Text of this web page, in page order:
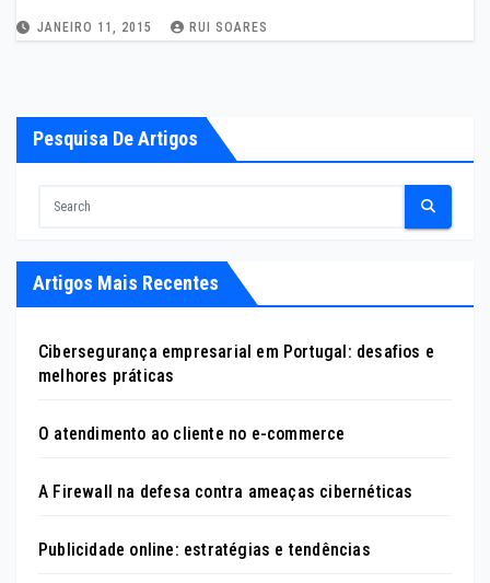
JANEIRO 11, 2015 RUI SOARES
Pesquisa De Artigos
Artigos Mais Recentes
Cibersegurança empresarial em Portugal: desafios e
melhores práticas
O atendimento ao cliente no e-commerce
A Firewall na defesa contra ameaças cibernéticas
Publicidade online: estratégias e tendências